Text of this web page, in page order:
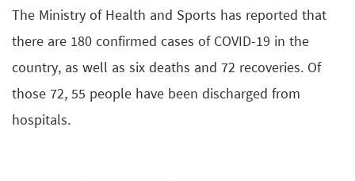
The Ministry of Health and Sports has reported that
there are 180 confirmed cases of COVID-19 in the
country, as well as six deaths and 72 recoveries. Of
those 72, 55 people have been discharged from
hospitals.